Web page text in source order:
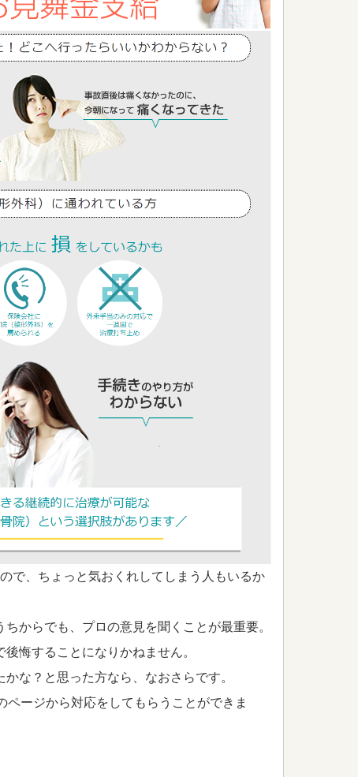
で、ちょっと気おくれしてしまう人もいるか
からでも、プロの意見を聞くことが最重要。
悔することになりかねません。
な？と思った方なら、なおさらです。
ージから対応をしてもらうことができま